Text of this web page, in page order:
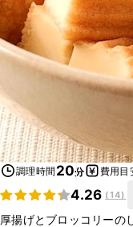
調理時間 20分 費用目
4.26 (14)
厚揚げとブロッコリーの